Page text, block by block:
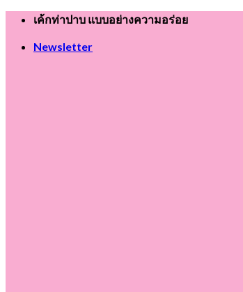
Skip
content
เค้กท่าปาบ แบบอย่างความอร่อย
Newsletter